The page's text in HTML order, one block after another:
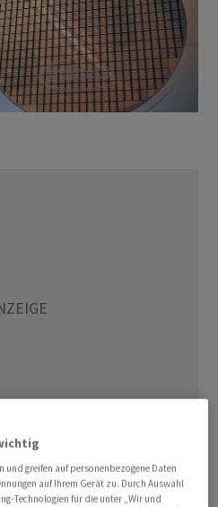
Marge 2024/25 im hohen
teilte das Unternehmen
und greifen auf personenbezogene Daten
auf Ihrem Gerät zu. Durch Auswahl
Technologien für die unter „Wir und